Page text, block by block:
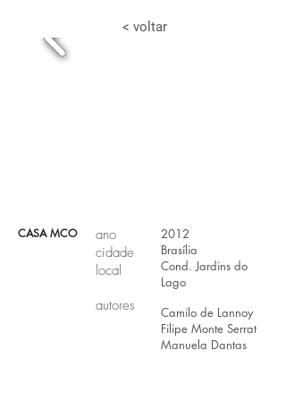
< voltar
CASA MCO
ano
cidade
local
autores
2012
Brasília
Cond. Jardins do
Lago
Camilo de Lannoy
Filipe Monte Serrat
Manuela Dantas